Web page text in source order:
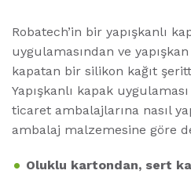
Robatech’in bir yapışkanlı
uygulamasından ve
kapatan bir silikon kağıt
Yapışkanlı kapak
ticaret ambalajlarına nasıl
ambalaj malzemesine göre
Oluklu kartondan, sert